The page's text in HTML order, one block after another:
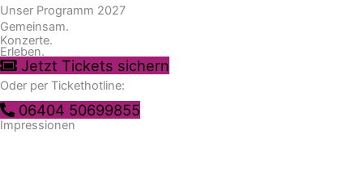
Unser Programm 2027
Gemeinsam.
Konzerte.
Erleben.
Jetzt Tickets sichern
Oder per Tickethotline:
06404 50699855
Impressionen